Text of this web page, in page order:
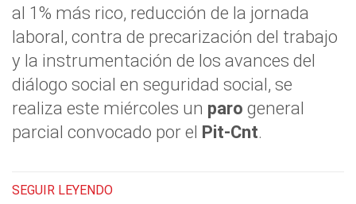
al 1% más rico, reducción de la jornada
laboral, contra de precarización del trabajo
y la instrumentación de los avances del
diálogo social en seguridad social, se
realiza este miércoles un paro general
parcial convocado por el Pit-Cnt.
SEGUIR LEYENDO